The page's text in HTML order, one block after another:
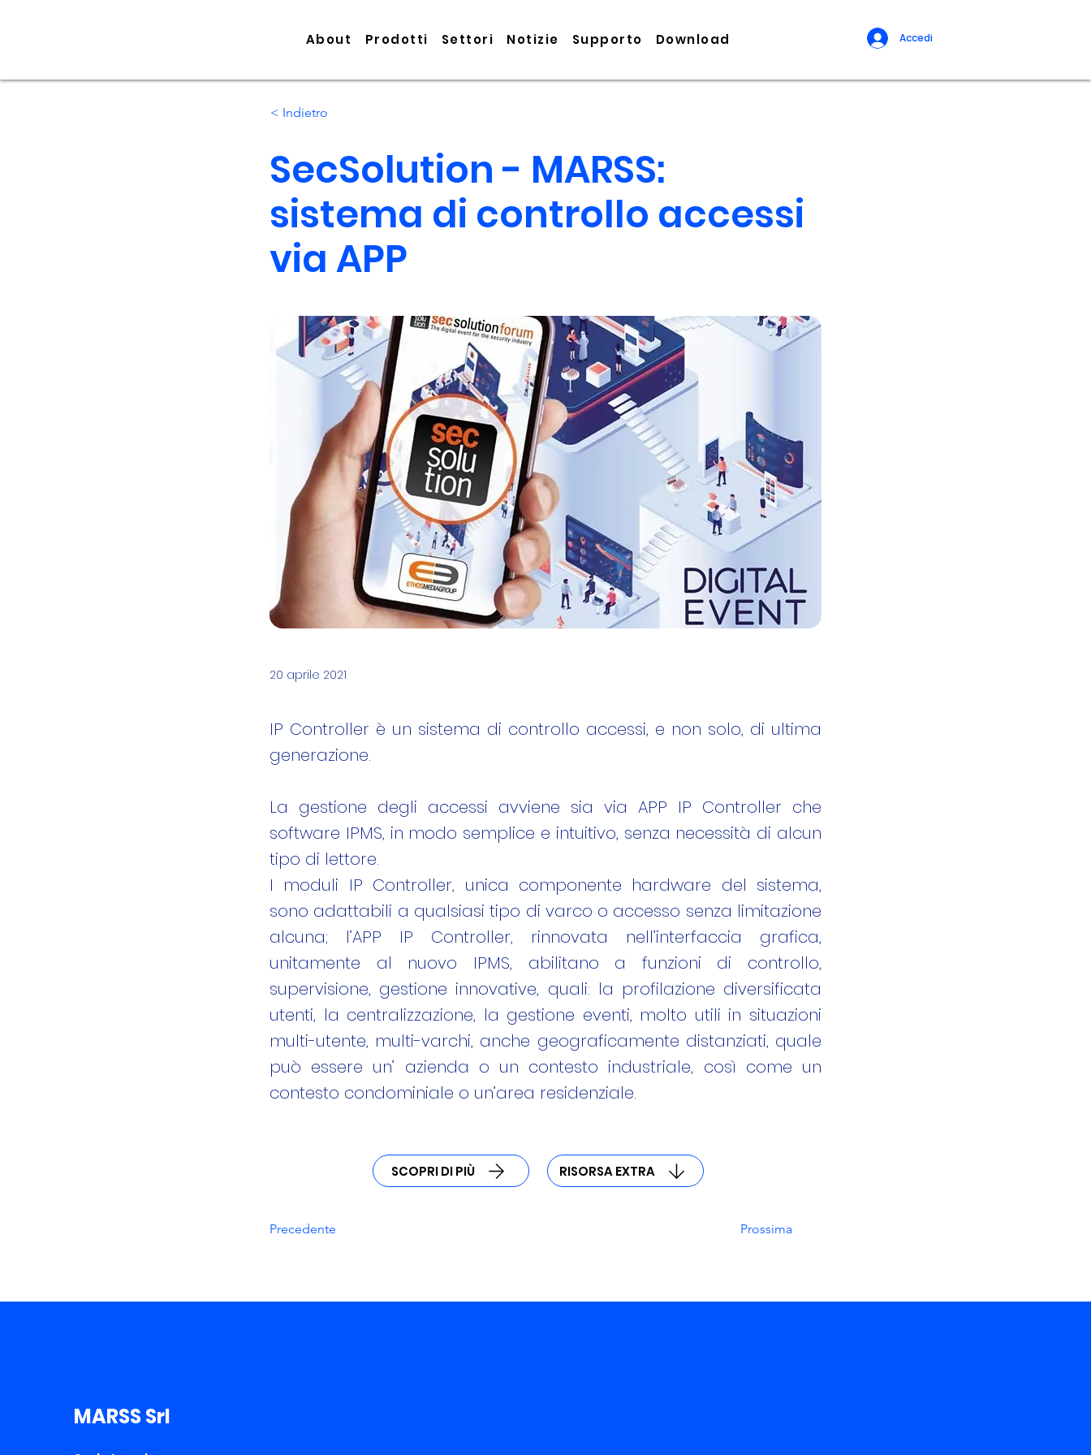
About Prodotti Settori Notizie Supporto Download Accedi
< Indietro
SecSolution - MARSS:
sistema di controllo accessi
via APP
20 aprile 2021
IP Controller è un sistema di controllo accessi, e non solo, di ultima
generazione.
La gestione degli accessi avviene sia via APP IP Controller che
software IPMS, in modo semplice e intuitivo, senza necessità di alcun
tipo di lettore.
I moduli IP Controller, unica componente hardware del sistema,
sono adattabili a qualsiasi tipo di varco o accesso senza limitazione
alcuna; l’APP IP Controller, rinnovata nell’interfaccia grafica,
unitamente al nuovo IPMS, abilitano a funzioni di controllo,
supervisione, gestione innovative, quali: la profilazione diversificata
utenti, la centralizzazione, la gestione eventi, molto utili in situazioni
multi-utente, multi-varchi, anche geograficamente distanziati, quale
può essere un’ azienda o un contesto industriale, così come un
contesto condominiale o un’area residenziale.
SCOPRI DI PIÙ RISORSA EXTRA
Precedente Prossima
MARSS Srl